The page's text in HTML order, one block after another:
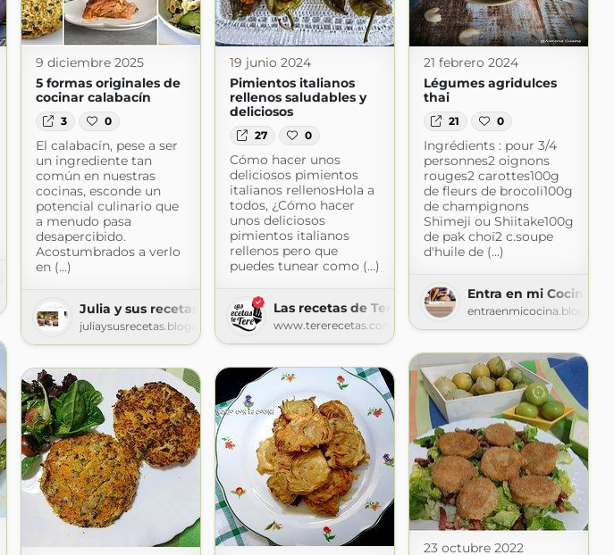
9 diciembre 2025
5 formas originales de
cocinar calabacín
3 0
El calabacín, pese a ser
un ingrediente tan
común en nuestras
cocinas, esconde un
potencial culinario que
a menudo pasa
desapercibido.
Acostumbrados a verlo
en (...)
Julia y sus recetas
juliaysusrecetas.blogspot.com
19 junio 2024
Pimientos italianos
rellenos saludables y
deliciosos
27 0
Cómo hacer unos
deliciosos pimientos
italianos rellenosHola a
todos, ¿Cómo hacer
unos deliciosos
pimientos italianos
rellenos pero que
puedes tunear como (...)
Las recetas de Tere
www.tererecetas.com
21 febrero 2024
Légumes agridulces
thai
21 0
Ingrédients : pour 3/4
personnes2 oignons
rouges2 carottes100g
de fleurs de brocoli100g
de champignons
Shimeji ou Shiitake100g
de pak choï2 c.soupe
d'huile de (...)
Entra en mi Cocina
23 octubre 2022